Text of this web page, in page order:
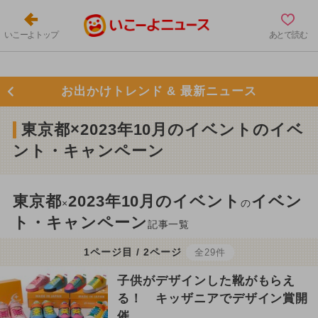
いこーよトップ あとで読む
お出かけトレンド & 最新ニュース
東京都×2023年10月のイベントのイベ
ント・キャンペーン
東京都×2023年10月のイベントのイベン
ト・キャンペーン記事一覧
1ページ目 / 2ページ 全29件
子供がデザインした靴がもらえ
る！ キッザニアでデザイン賞開